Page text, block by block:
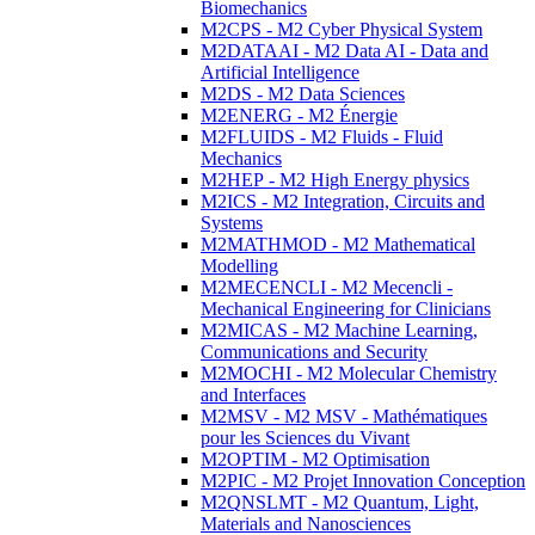
Biomechanics
M2CPS - M2 Cyber Physical System
M2DATAAI - M2 Data AI - Data and
Artificial Intelligence
M2DS - M2 Data Sciences
M2ENERG - M2 Énergie
M2FLUIDS - M2 Fluids - Fluid
Mechanics
M2HEP - M2 High Energy physics
M2ICS - M2 Integration, Circuits and
Systems
M2MATHMOD - M2 Mathematical
Modelling
M2MECENCLI - M2 Mecencli -
Mechanical Engineering for Clinicians
M2MICAS - M2 Machine Learning,
Communications and Security
M2MOCHI - M2 Molecular Chemistry
and Interfaces
M2MSV - M2 MSV - Mathématiques
pour les Sciences du Vivant
M2OPTIM - M2 Optimisation
M2PIC - M2 Projet Innovation Conception
M2QNSLMT - M2 Quantum, Light,
Materials and Nanosciences